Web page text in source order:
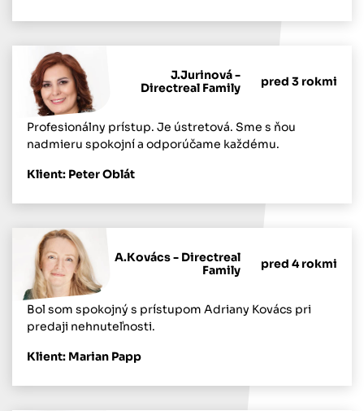
J.Jurinová -
Directreal Family
pred 3 rokmi
Profesionálny prístup. Je ústretová. Sme s ňou
nadmieru spokojní a odporúčame každému.
Klient: Peter Oblát
A.Kovács - Directreal
Family
pred 4 rokmi
Bol som spokojný s prístupom Adriany Kovács pri
predaji nehnuteľnosti.
Klient: Marian Papp